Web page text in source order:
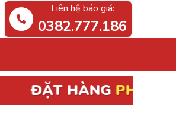
Liên hệ báo giá:
0382.777.186
PHỤ TÙNG ĐIỆN, ECU